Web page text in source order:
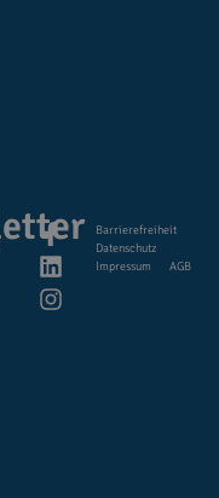
Barrierefreiheit
Datenschutz
Impressum
AGB